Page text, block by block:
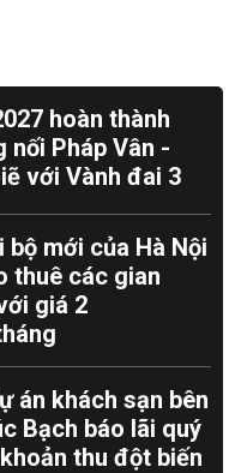
hoàn thành
nối Pháp Vân -
với Vành đai 3
bộ mới của Hà Nội
thuê các gian
giá 2
án khách sạn bên
Bạch báo lãi quý
thu đột biến